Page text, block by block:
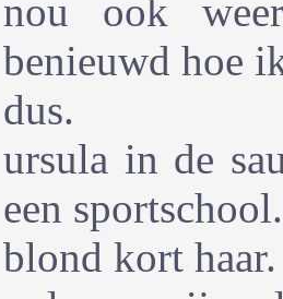
nou ook
benieuwd hoe
dus.
ursula in de
een sportschool.
blond kort haar.